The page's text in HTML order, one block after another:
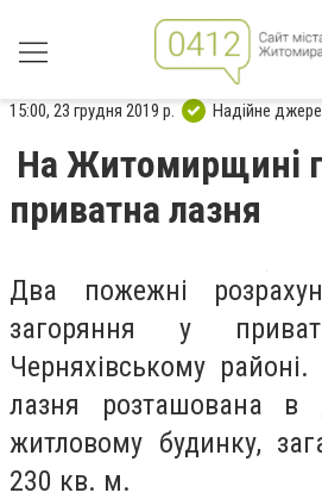
15:00, 23 грудня 2019 р. Надійне
На Житомирщині
приватна лазня
Два пожежні
загоряння у
Черняхівському
лазня розташована в
житловому будинку,
230 кв. м.